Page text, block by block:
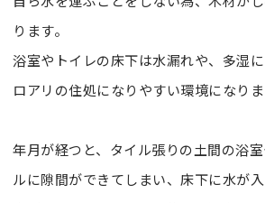
ります。
浴室やトイレの床下は水漏れや、多湿
ロアリの住処になりやすい環境になりま
年月が経つと、タイル張りの土間の浴
ルに隙間ができてしまい、床下に水が入